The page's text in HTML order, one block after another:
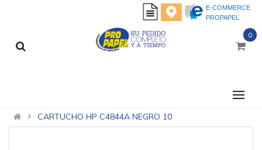
E-COMMERCE
PROPAPEL
0
CARTUCHO HP C4844A NEGRO 10